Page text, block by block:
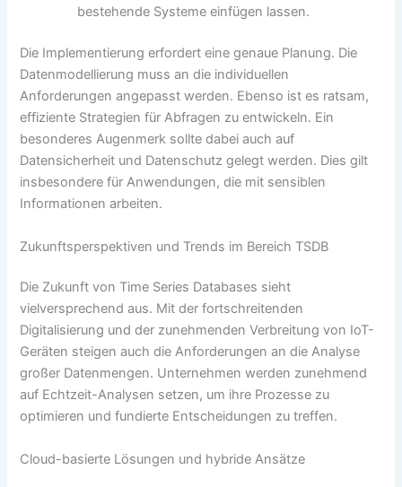
bestehende Systeme einfügen lassen.
Die Implementierung erfordert eine genaue Planung. Die
Datenmodellierung muss an die individuellen
Anforderungen angepasst werden. Ebenso ist es ratsam,
effiziente Strategien für Abfragen zu entwickeln. Ein
besonderes Augenmerk sollte dabei auch auf
Datensicherheit und Datenschutz gelegt werden. Dies gilt
insbesondere für Anwendungen, die mit sensiblen
Informationen arbeiten.
Zukunftsperspektiven und Trends im Bereich TSDB
Die Zukunft von Time Series Databases sieht
vielversprechend aus. Mit der fortschreitenden
Digitalisierung und der zunehmenden Verbreitung von IoT-
Geräten steigen auch die Anforderungen an die Analyse
großer Datenmengen. Unternehmen werden zunehmend
auf Echtzeit-Analysen setzen, um ihre Prozesse zu
optimieren und fundierte Entscheidungen zu treffen.
Cloud-basierte Lösungen und hybride Ansätze